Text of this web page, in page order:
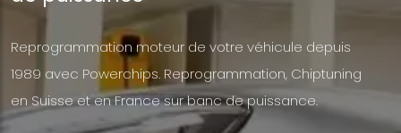
Reprogrammation moteur de votre véhicule depuis
1989 avec Powerchips. Reprogrammation, Chiptuning
en Suisse et en France sur banc de puissance.